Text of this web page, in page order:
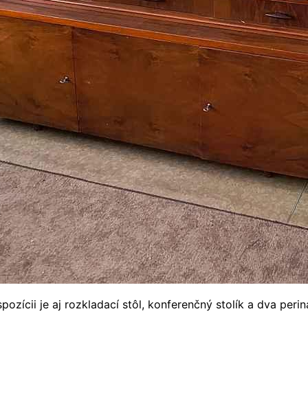
je aj rozkladací stôl, konferenčný stolík a dva